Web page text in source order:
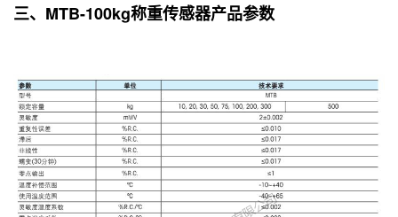
三、MTB-100kg称重传感器产品参数